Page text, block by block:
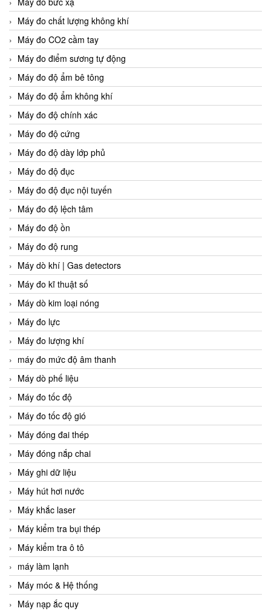
Máy đo chất lượng không khí
Máy đo CO2 cầm tay
Máy đo điểm sương tự động
Máy đo độ ẩm bê tông
Máy đo độ ẩm không khí
Máy đo độ chính xác
Máy đo độ cứng
Máy đo độ dày lớp phủ
Máy đo độ đục
Máy đo độ đục nội tuyến
Máy đo độ lệch tâm
Máy đo độ ồn
Máy đo độ rung
Máy dò khí | Gas detectors
Máy đo kĩ thuật số
Máy dò kim loại nóng
Máy đo lực
Máy đo lượng khí
máy đo mức độ âm thanh
Máy dò phế liệu
Máy đo tốc độ
Máy đo tốc độ gió
Máy đóng đai thép
Máy đóng nắp chai
Máy ghi dữ liệu
Máy hút hơi nước
Máy khắc laser
Máy kiểm tra bụi thép
Máy kiểm tra ô tô
máy làm lạnh
Máy móc & Hệ thống
Máy nạp ắc quy